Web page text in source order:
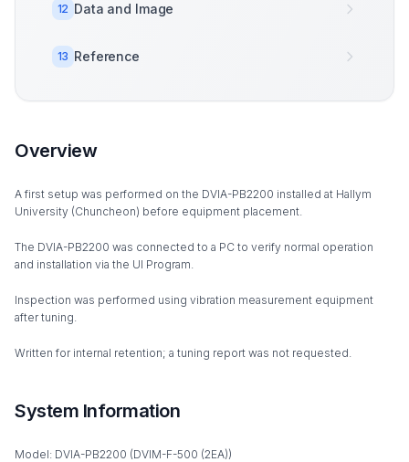
12 Data and Image
13 Reference
Overview
A first setup was performed on the DVIA-PB2200 installed at Hallym
University (Chuncheon) before equipment placement.
The DVIA-PB2200 was connected to a PC to verify normal operation
and installation via the UI Program.
Inspection was performed using vibration measurement equipment
after tuning.
Written for internal retention; a tuning report was not requested.
System Information
Model: DVIA-PB2200 (DVIM-F-500 (2EA))